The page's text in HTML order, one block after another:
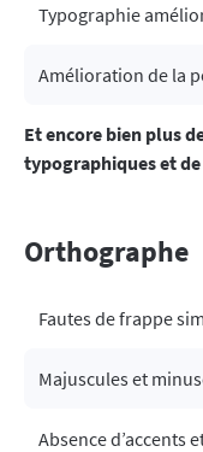
Typographie
Amélioration de la
Et encore bien plus
typographiques et
Orthographe
Fautes de frappe
Majuscules et
Absence d’accents